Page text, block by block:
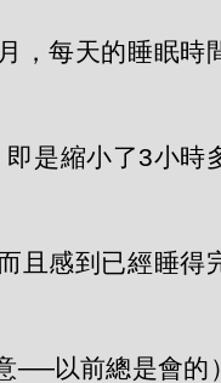
，每天的睡眠時
是縮小了3小時
且感到已經睡得
──以前總是會的